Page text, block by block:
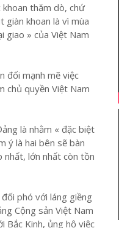
thăm dò, chứ
giàn khoan là vì mùa
giao » của Việt Nam
đối mạnh mẽ việc
chủ quyền Việt Nam
là nhằm « đặc biệt
ý là hai bên sẽ bàn
nhất, lớn nhất còn tồn
phó với láng giềng
Cộng sản Việt Nam
Bắc Kinh, ủng hộ việc